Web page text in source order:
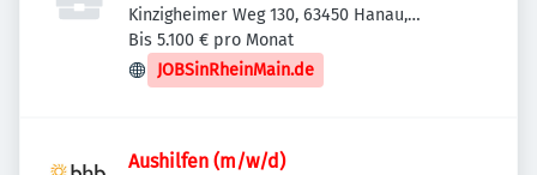
Kinzigheimer Weg 130, 63450 Hanau,
Deutschland
Bis 5.100 € pro Monat
JOBSinRheinMain.de
Aushilfen (m/w/d)